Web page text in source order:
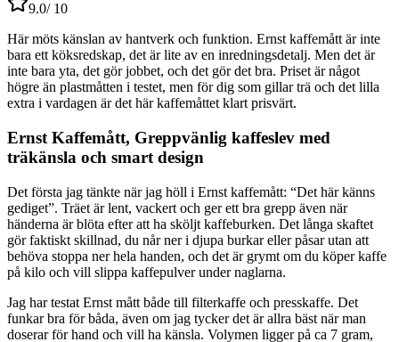
9.0/ 10
Här möts känslan av hantverk och funktion. Ernst kaffemått är inte
bara ett köksredskap, det är lite av en inredningsdetalj. Men det är
inte bara yta, det gör jobbet, och det gör det bra. Priset är något
högre än plastmåtten i testet, men för dig som gillar trä och det lilla
extra i vardagen är det här kaffemåttet klart prisvärt.
Ernst Kaffemått, Greppvänlig kaffeslev med
träkänsla och smart design
Det första jag tänkte när jag höll i Ernst kaffemått: “Det här känns
gediget”. Träet är lent, vackert och ger ett bra grepp även när
händerna är blöta efter att ha sköljt kaffeburken. Det långa skaftet
gör faktiskt skillnad, du når ner i djupa burkar eller påsar utan att
behöva stoppa ner hela handen, och det är grymt om du köper kaffe
på kilo och vill slippa kaffepulver under naglarna.
Jag har testat Ernst mått både till filterkaffe och presskaffe. Det
funkar bra för båda, även om jag tycker det är allra bäst när man
doserar för hand och vill ha känsla. Volymen ligger på ca 7 gram,